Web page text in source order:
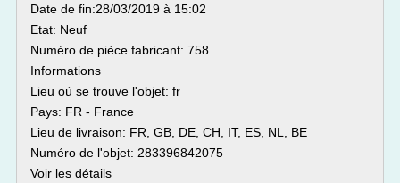
Date de fin:28/03/2019 à 15:02
Etat: Neuf
Numéro de pièce fabricant: 758
Informations
Lieu où se trouve l'objet: fr
Pays: FR - France
Lieu de livraison: FR, GB, DE, CH, IT, ES, NL, BE
Numéro de l'objet: 283396842075
Voir les détails